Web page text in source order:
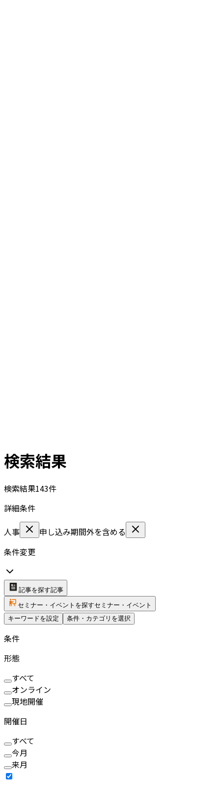
検索結果
検索結果143件
詳細条件
人事
申し込み期間外を含める
条件変更
記事を探す記事
セミナー・イベントを探すセミナー・イベント
キーワードを設定
条件・カテゴリを選択
条件
形態
すべて
オンライン
現地開催
開催日
すべて
今月
来月